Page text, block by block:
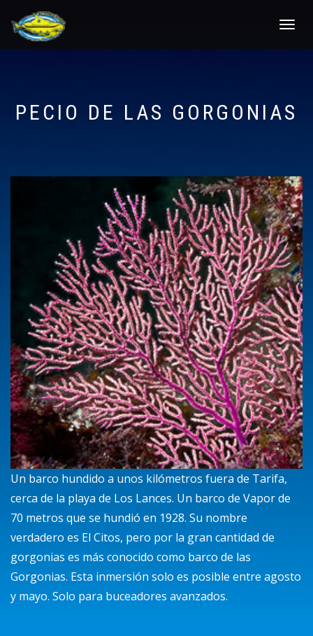
Toggle
PECIO DE LAS GORGONIAS
Un barco hundido a unos kilómetros fuera de Tarifa,
cerca de la playa de Los Lances. Un barco de Vapor de
70 metros que se hundió en 1928. Su nombre
verdadero es El Citos, pero por la gran cantidad de
gorgonias es más conocido como barco de las
Gorgonias. Esta inmersión solo es posible entre agosto
y mayo. Solo para buceadores avanzados.